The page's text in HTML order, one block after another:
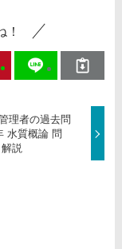
理者の過去問
水質概論 問
説